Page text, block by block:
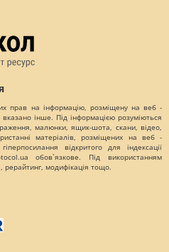
прав на інформацію, розміщену на веб -
інше. Під інформацією розуміються
малюнки, ящик-шота, скани, відео,
матеріалів, розміщених на веб -
відкритого для індексації
обов`язкове. Під використанням
рерайтинг, модифікація тощо.